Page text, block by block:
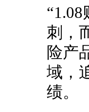
刺，
险产
域，
绩。